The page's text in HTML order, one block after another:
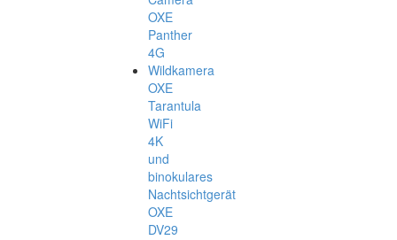
OXE
Panther
4G
Wildkamera
OXE
Tarantula
WiFi
4K
und
binokulares
Nachtsichtgerät
OXE
DV29